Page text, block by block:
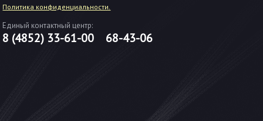
Политика конфиденциальности.
Единый контактный центр:
8 (4852) 33-61-00 68-43-06